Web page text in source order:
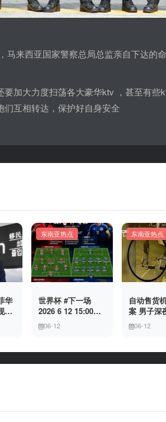
马来西亚国家警察总局总监亲自下达的
加大力度扫荡各大豪华ktv ，甚至有些
互相转达，保护好自身安全
华
假
东南亚热点
世界杯 #下一场
2026 6 12 15:00整
加拿大与波黑的较
量 究竟胜利的天平
加拿大借助主场优
势笑到最后，还是
06-12
东南亚热点
自动售货
案 男子深
动售货机，
索硬币被一
06-12